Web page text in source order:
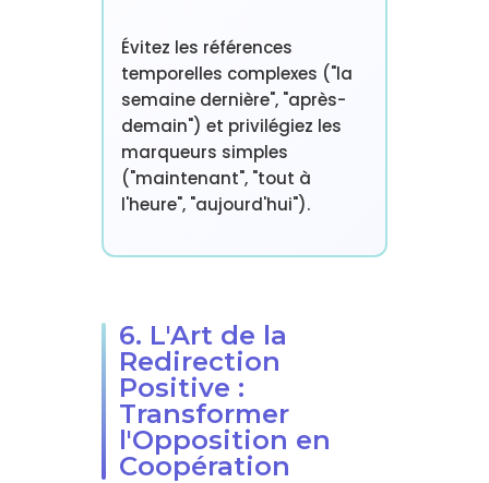
Évitez les références
temporelles complexes ("la
semaine dernière", "après-
demain") et privilégiez les
marqueurs simples
("maintenant", "tout à
l'heure", "aujourd'hui").
6. L'Art de la
Redirection
Positive :
Transformer
l'Opposition en
Coopération